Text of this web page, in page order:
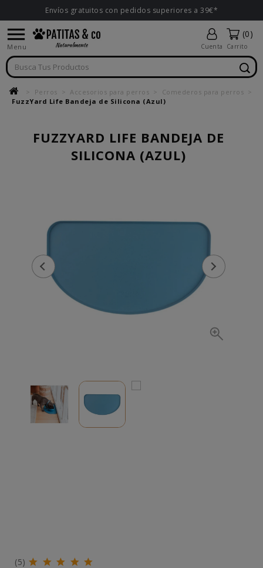
Envíos gratuitos con pedidos superiores a 39€*

Menu Cuenta
(0)
Carrito
Perros Accesorios para perros
Comederos para perros
FuzzYard Life Bandeja de Silicona (Azul)
FUZZYARD LIFE BANDEJA DE
SILICONA (AZUL)
(5)